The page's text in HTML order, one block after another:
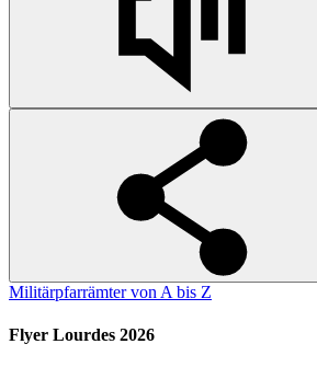
Militärpfarrämter von A bis Z
Flyer Lourdes 2026